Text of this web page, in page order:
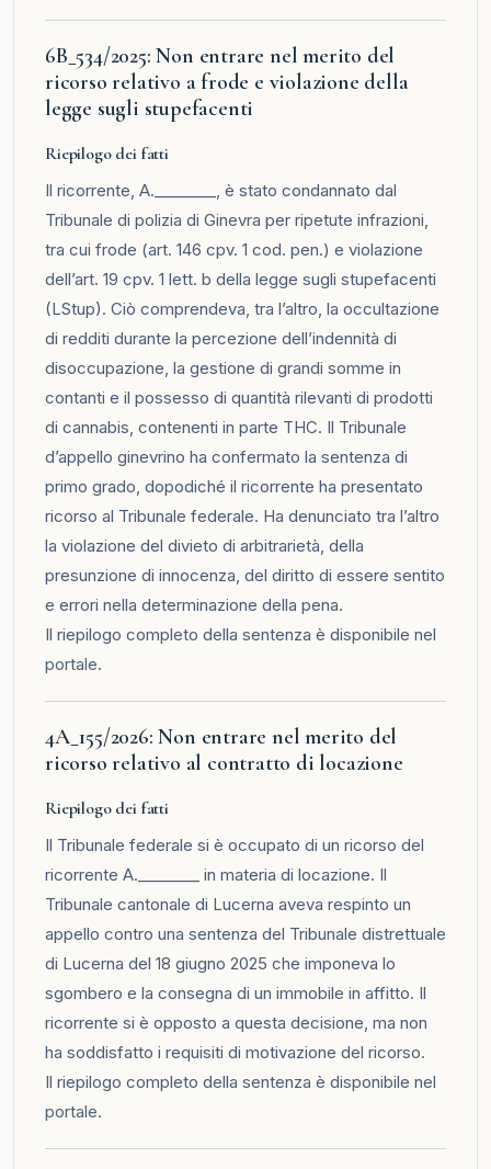
6B_534/2025: Non entrare nel merito del
ricorso relativo a frode e violazione della
legge sugli stupefacenti
Riepilogo dei fatti
Il ricorrente, A.________, è stato condannato dal
Tribunale di polizia di Ginevra per ripetute infrazioni,
tra cui frode (art. 146 cpv. 1 cod. pen.) e violazione
dell’art. 19 cpv. 1 lett. b della legge sugli stupefacenti
(LStup). Ciò comprendeva, tra l’altro, la occultazione
di redditi durante la percezione dell’indennità di
disoccupazione, la gestione di grandi somme in
contanti e il possesso di quantità rilevanti di prodotti
di cannabis, contenenti in parte THC. Il Tribunale
d’appello ginevrino ha confermato la sentenza di
primo grado, dopodiché il ricorrente ha presentato
ricorso al Tribunale federale. Ha denunciato tra l’altro
la violazione del divieto di arbitrarietà, della
presunzione di innocenza, del diritto di essere sentito
e errori nella determinazione della pena.
Il riepilogo completo della sentenza è disponibile nel
portale.
4A_155/2026: Non entrare nel merito del
ricorso relativo al contratto di locazione
Riepilogo dei fatti
Il Tribunale federale si è occupato di un ricorso del
ricorrente A.________ in materia di locazione. Il
Tribunale cantonale di Lucerna aveva respinto un
appello contro una sentenza del Tribunale distrettuale
di Lucerna del 18 giugno 2025 che imponeva lo
sgombero e la consegna di un immobile in affitto. Il
ricorrente si è opposto a questa decisione, ma non
ha soddisfatto i requisiti di motivazione del ricorso.
Il riepilogo completo della sentenza è disponibile nel
portale.